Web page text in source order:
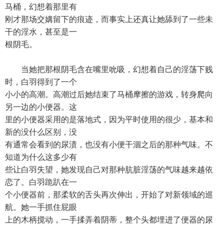
马桶，幻想着那里有
刚才那场交媾留下的痕迹，而事实上还真让她舔到了一些未
干的淫水，甚至是一
根阴毛。
当她把那根阴毛含在嘴里吮吸，幻想着自己的淫荡下贱
时，白羽得到了一个
小小的高潮。高潮过后她结束了马桶摩擦的游戏，转身爬向
另一边的小便器。这
里的小便器采用的是落地式，因为平时使用的很少，基本和
新的没什么区别，没
有通常会看到的尿渍，也没有小便干涸之后的那种气味。不
知道为什么这多少有
些让白羽失望，她发现自己对那种肮脏淫荡的气味越来越依
恋了。白羽跪趴在一
个小便器前，那柔软的舌头再次伸出，开始了对新领域的巡
航。她一手抓住屁眼
上的木柄搅动，一手揉弄着阴蒂，整个头都埋进了便器的尿